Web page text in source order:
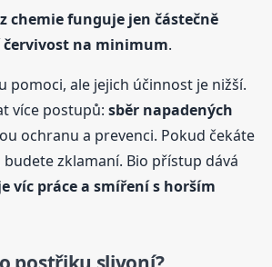
chemie funguje jen částečně
červivost na minimum.
pomoci, ale jejich účinnost je nižší.
více postupů:sběr napadených
ochranu a prevenci. Pokud čekáte
zklamaní. Bio přístup dává
víc práce a smíření s horším